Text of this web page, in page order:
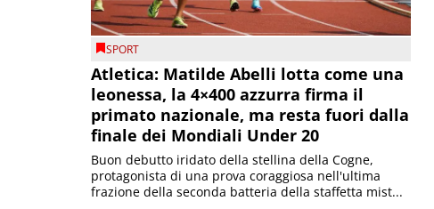
SPORT
Atletica: Matilde Abelli lotta come una
leonessa, la 4×400 azzurra firma il
primato nazionale, ma resta fuori dalla
finale dei Mondiali Under 20
Buon debutto iridato della stellina della Cogne,
protagonista di una prova coraggiosa nell'ultima
frazione della seconda batteria della staffetta mist...